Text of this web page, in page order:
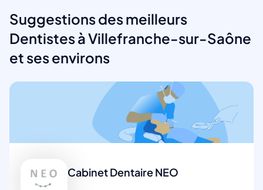
Suggestions des meilleurs
Dentistes à Villefranche-sur-Saône
et ses environs
Cabinet Dentaire NEO